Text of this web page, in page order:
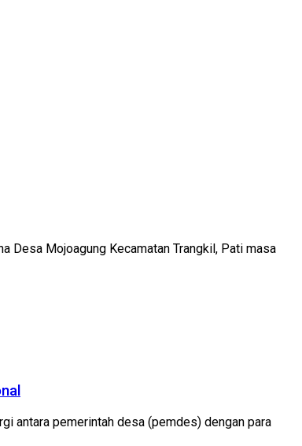
Desa Mojoagung Kecamatan Trangkil, Pati masa
antara pemerintah desa (pemdes) dengan para